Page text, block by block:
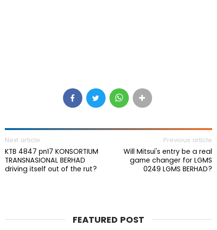
Next article
KTB 4847 pn17 KONSORTIUM
TRANSNASIONAL BERHAD
driving itself out of the rut?
Previous article
Will Mitsui's entry be a real
game changer for LGMS
0249 LGMS BERHAD?
FEATURED POST